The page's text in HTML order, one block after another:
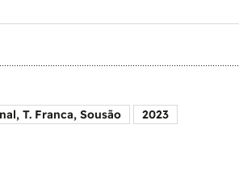
T. Franca, Sousão 2023